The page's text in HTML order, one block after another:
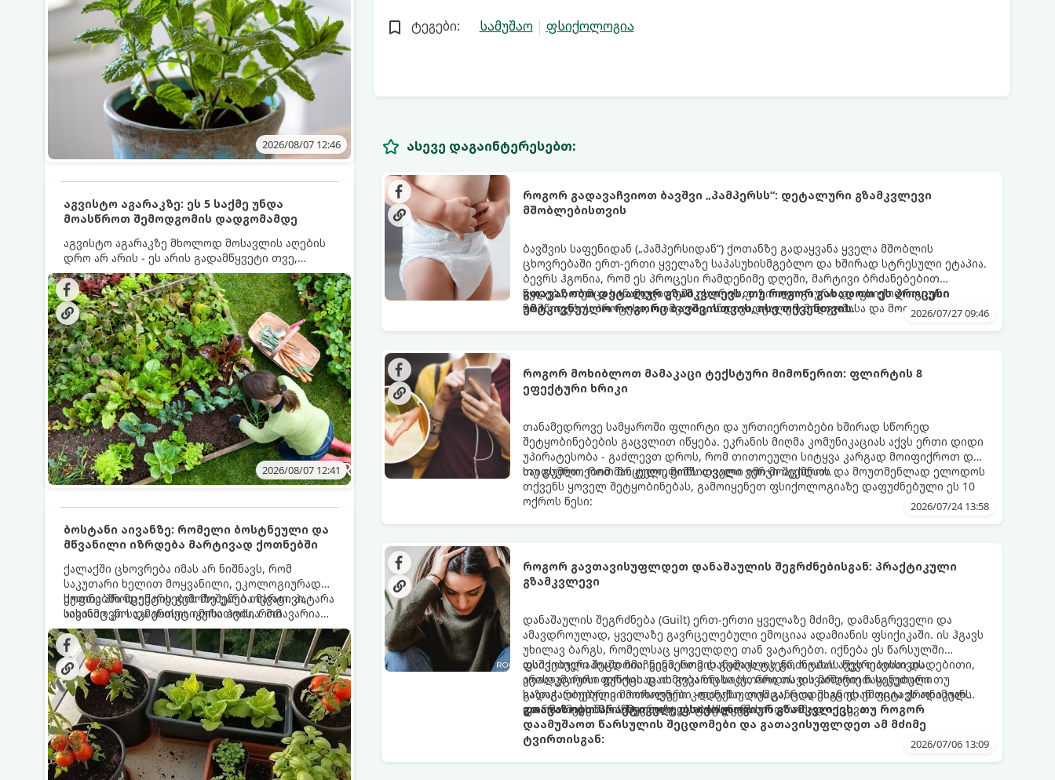
2026/08/07 12:46
აგვისტო აგარაკზე: ეს 5 საქმე უნდა
მოასწროთ შემოდგომის დადგომამდე
აგვისტო აგარაკზე მხოლოდ მოსავლის აღების
დრო არ არის - ეს არის გადამწყვეტი თვე,
როდესაც საფუძველი ეყრება მომავალი წლის
მოსავალს და ბაღი მზადდება შემოდგომა-
ზამთრის სეზონისთვის. იმისათვის, რომ
ნიადაგმა ენერგია აღიდგინოს, ხოლო
მცენარეებმა ზამთარს გაუძლონ, აგვისტოს
ბოლომდე 5 მნიშვნელოვანი საქმის გაკეთება
უნდა მოასწროთ:
2026/08/07 12:41
ბოსტანი აივანზე: რომელი ბოსტნეული და
მწვანილი იზრდება მარტივად ქოთნებში
ქალაქში ცხოვრება იმას არ ნიშნავს, რომ
საკუთარი ხელით მოყვანილი, ეკოლოგიურად
სუფთა პროდუქტის გემოზე უარი თქვათ. პატარა
აივანიც კი საკმარისია იმისათვის, რომ
მოიწყოთ მინი-ბოსტანი, საიდანაც
ყოველდღიურად ახალ, არომატულ მწვანილსა
და ბოსტნეულს მოკრეფთ.
ქოთნებში მცენარეების მოშენება მარტივი,
სასიამოვნო და ესთეტიკური ჰობია. მთავარია
იცოდეთ, რომელი კულტურები ეგუებიან
ქოთნის პირობებს ყველაზე კარგად და როგორ
მოუაროთ მათ სწორად.
ტეგები: სამუშაო ფსიქოლოგია
ასევე დაგაინტერესებთ:
როგორ გადავაჩვიოთ ბავშვი „პამპერსს“: დეტალური გზამკვლევი
მშობლებისთვის
ბავშვის საფენიდან („პამპერსიდან“) ქოთანზე გადაყვანა ყველა მშობლის
ცხოვრებაში ერთ-ერთი ყველაზე საპასუხისმგებლო და ხშირად სტრესული ეტაპია.
ბევრს ჰგონია, რომ ეს პროცესი რამდენიმე დღეში, მარტივი ბრძანებებით
წყდება, თუმცა სინამდვილეში ეს არის ფიზიოლოგიური და ფსიქოლოგიური
მომწიფების პროცესი, რომელიც ინდივიდუალურ მიდგომასა და მოთმინებას
გთავაზობთ დეტალურ გზამკვლევს, თუ როგორ გახადოთ ეს პროცესი
უმტკივნეულო როგორც ბავშვისთვის, ისე თქვენთვის.
2026/07/27 09:46
როგორ მოხიბლოთ მამაკაცი ტექსტური მიმოწერით: ფლირტის 8
ეფექტური ხრიკი
თანამედროვე სამყაროში ფლირტი და ურთიერთობები ხშირად სწორედ
შეტყობინებების გაცვლით იწყება. ეკრანის მიღმა კომუნიკაციას აქვს ერთი დიდი
უპირატესობა - გაძლევთ დროს, რომ თითოეული სიტყვა კარგად მოიფიქროთ და
საიდუმლოებით მოცული, მიმზიდველი იმიჯი შექმნათ.
თუ გსურთ, რომ მან ტელეფონს თვალი ვერ მოაცილოს და მოუთმენლად ელოდოს
თქვენს ყოველ შეტყობინებას, გამოიყენეთ ფსიქოლოგიაზე დაფუძნებული ეს 10
ოქროს წესი:
2026/07/24 13:58
როგორ გავთავისუფლდეთ დანაშაულის შეგრძნებისგან: პრაქტიკული
გზამკვლევი
დანაშაულის შეგრძნება (Guilt) ერთ-ერთი ყველაზე მძიმე, დამანგრეველი და
ამავდროულად, ყველაზე გავრცელებული ემოციაა ადამიანის ფსიქიკაში. ის ჰგავს
უხილავ ბარგს, რომელსაც ყოველდღე თან ვატარებთ. იქნება ეს წარსულში
დაშვებული შეცდომა, ვინმესთვის გულის ტკენა, ოჯახის წევრებისთვის
არასაკმარისი დროის დათმობა თუ საკუთარი თავის მიმართ წაყენებული
გადაჭარბებული მოთხოვნები -დანაშაულის განცდა შიგნიდან ფიტავს ადამიანს
და ართმევს მას აწმყოთი ტკბობის უნარს.
ფსიქოთერაპიაში მიიჩნევა, რომ დანაშაულის გრძნობას აქვს თავისი დადებითი,
ევოლუციური ფუნქციაც ის გვკარნახობს, როდის დავარღვიეთ საკუთარი თუ
საზოგადოებრივი მორალური კოდექსი. თუმცა, როდესაც ეს ემოცია ქრონიკულ
ფორმას იღებს, ის ნევროზულ, ტოქსიკურ სინდრომად იქცევა.
გთავაზობთ პრაქტიკულ, ფსიქოლოგიურ გზამკვლევს, თუ როგორ
დაამუშაოთ წარსულის შეცდომები და გათავისუფლდეთ ამ მძიმე
ტვირთისგან:
2026/07/06 13:09